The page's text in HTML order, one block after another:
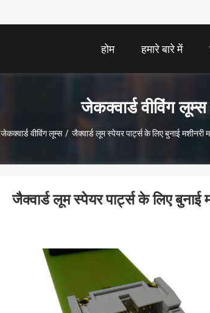
होम हमारे बारे में
जेकक्वार्ड वीविंग लूम्स
जेकक्वार्ड वीविंग लूम्स / जैक्वार्ड लूम स्पेयर पार्ट्स के लिए बुनाई मशीनरी
जैक्वार्ड लूम स्पेयर पार्ट्स के लिए बुनाई